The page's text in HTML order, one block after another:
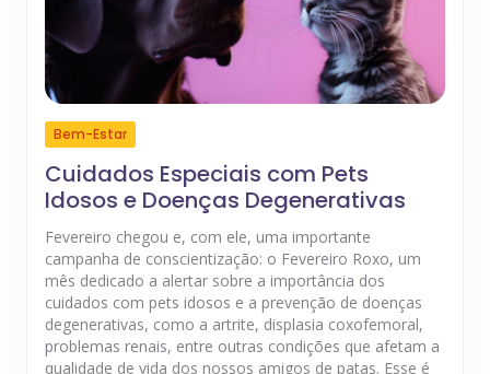
Bem-Estar
Cuidados Especiais com Pets
Idosos e Doenças Degenerativas
Fevereiro chegou e, com ele, uma importante
campanha de conscientização: o Fevereiro Roxo, um
mês dedicado a alertar sobre a importância dos
cuidados com pets idosos e a prevenção de doenças
degenerativas, como a artrite, displasia coxofemoral,
problemas renais, entre outras condições que afetam a
qualidade de vida dos nossos amigos de patas. Esse é